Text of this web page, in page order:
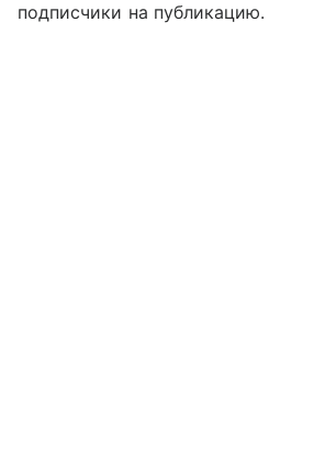
подписчики на публикацию.